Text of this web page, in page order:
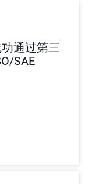
通过第三
SAE